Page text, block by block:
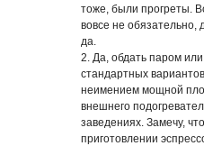
тоже, были прогреты.
вовсе не обязательно,
да.
2. Да, обдать паром
стандартных
неимением мощной
внешнего
заведениях. Замечу,
приготовлении